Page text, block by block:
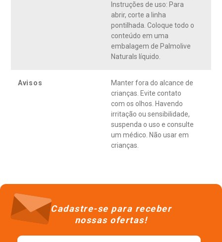
Instruções de uso: Para
abrir, corte a linha
pontilhada. Coloque todo o
conteúdo em uma
embalagem de Palmolive
Naturals líquido.
Avisos
Manter fora do alcance de
crianças. Evite contato
com os olhos. Havendo
irritação ou sensibilidade,
suspenda o uso e consulte
um médico. Não usar em
crianças.
Cadastre-se para receber
nossas ofertas!